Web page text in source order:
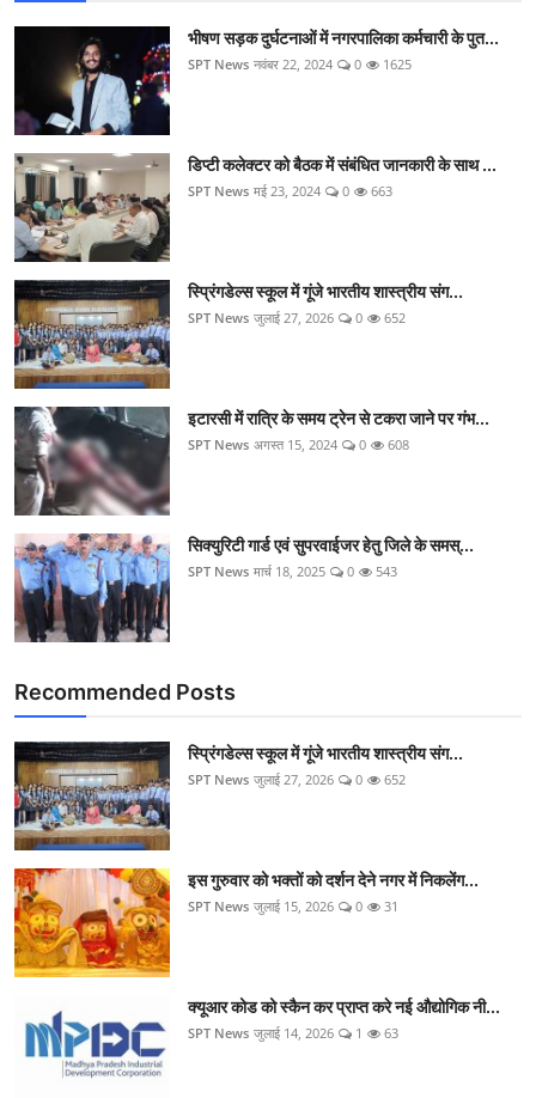
भीषण सड़क दुर्घटनाओं में नगरपालिका कर्मचारी के पुत...
SPT News नवंबर 22, 2024 0 1625
डिप्टी कलेक्टर को बैठक में संबंधित जानकारी के साथ ...
SPT News मई 23, 2024 0 663
स्प्रिंगडेल्स स्कूल में गूंजे भारतीय शास्त्रीय संग...
SPT News जुलाई 27, 2026 0 652
इटारसी में रात्रि के समय ट्रेन से टकरा जाने पर गंभ...
SPT News अगस्त 15, 2024 0 608
सिक्‍युरिटी गार्ड एवं सुपरवाईजर हेतु जिले के समस्...
SPT News मार्च 18, 2025 0 543
Recommended Posts
स्प्रिंगडेल्स स्कूल में गूंजे भारतीय शास्त्रीय संग...
SPT News जुलाई 27, 2026 0 652
इस गुरुवार को भक्तों को दर्शन देने नगर में निकलेंग...
SPT News जुलाई 15, 2026 0 31
क्यूआर कोड को स्कैन कर प्राप्त करे नई औद्योगिक नी...
SPT News जुलाई 14, 2026 1 63